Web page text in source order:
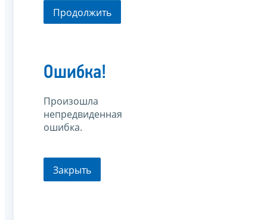
Продолжить
Ошибка!
Произошла
непредвиденная
ошибка.
Закрыть